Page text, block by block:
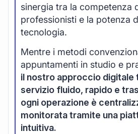
sinergia tra la competenza
professionisti e la potenza
tecnologia.
Mentre i metodi
appuntamenti in studio e
il nostro approccio digitale
servizio fluido, rapido e
ogni operazione è
monitorata tramite una
intuitiva.